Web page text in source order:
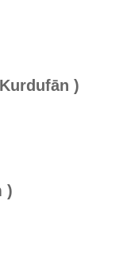
)
)